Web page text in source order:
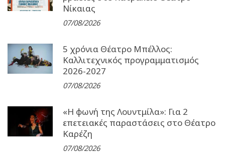
Νίκαιας
07/08/2026
5 χρόνια Θέατρο Μπέλλος:
Καλλιτεχνικός προγραμματισμός
2026-2027
07/08/2026
«Η φωνή της Λουντμίλα»: Για 2
επετειακές παραστάσεις στο Θέατρο
Καρέζη
07/08/2026